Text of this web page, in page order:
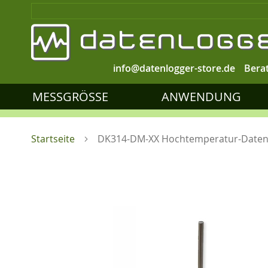
info@datenlogger-store.de
MESSGRÖSSE ANWENDUNG
Startseite DK314-DM-XX Hochtemperatur-